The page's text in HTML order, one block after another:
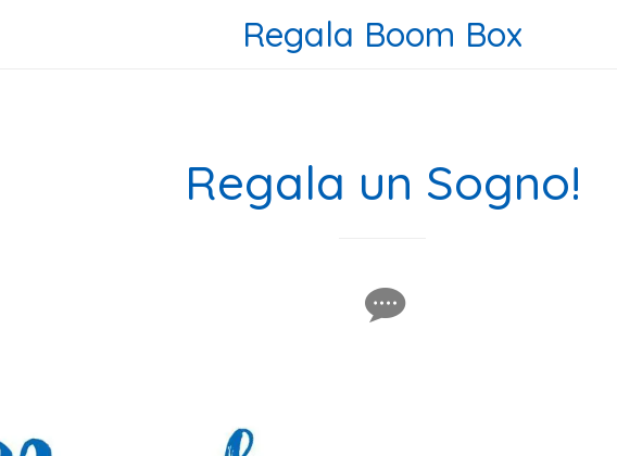
Regala Boom Box
Regala un Sogno!